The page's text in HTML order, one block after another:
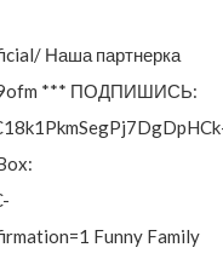
Наша партнерка
*** ПОДПИШИСЬ:
Funny Family